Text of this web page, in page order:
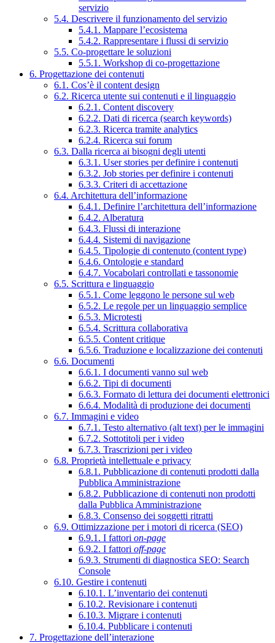
servizio
5.4. Descrivere il funzionamento del servizio
5.4.1. Mappare l’ecosistema
5.4.2. Rappresentare i flussi di servizio
5.5. Co-progettare le soluzioni
5.5.1. Workshop di co-progettazione
6. Progettazione dei contenuti
6.1. Cos’è il content design
6.2. Ricerca utente sui contenuti e il linguaggio
6.2.1. Content discovery
6.2.2. Dati di ricerca (search keywords)
6.2.3. Ricerca tramite analytics
6.2.4. Ricerca sui forum
6.3. Dalla ricerca ai bisogni degli utenti
6.3.1. User stories per definire i contenuti
6.3.2. Job stories per definire i contenuti
6.3.3. Criteri di accettazione
6.4. Architettura dell’informazione
6.4.1. Definire l’architettura dell’informazione
6.4.2. Alberatura
6.4.3. Flussi di interazione
6.4.4. Sistemi di navigazione
6.4.5. Tipologie di contenuto (content type)
6.4.6. Ontologie e standard
6.4.7. Vocabolari controllati e tassonomie
6.5. Scrittura e linguaggio
6.5.1. Come leggono le persone sul web
6.5.2. Le regole per un linguaggio semplice
6.5.3. Microtesti
6.5.4. Scrittura collaborativa
6.5.5. Content critique
6.5.6. Traduzione e localizzazione dei contenuti
6.6. Documenti
6.6.1. I documenti vanno sul web
6.6.2. Tipi di documenti
6.6.3. Formato di lettura dei documenti elettronici
6.6.4. Modalità di produzione dei documenti
6.7. Immagini e video
6.7.1. Testo alternativo (alt text) per le immagini
6.7.2. Sottotitoli per i video
6.7.3. Trascrizioni per i video
6.8. Proprietà intellettuale e privacy
6.8.1. Pubblicazione di contenuti prodotti dalla
Pubblica Amministrazione
6.8.2. Pubblicazione di contenuti non prodotti
dalla Pubblica Amministrazione
6.8.3. Consenso dei soggetti ritratti
6.9. Ottimizzazione per i motori di ricerca (SEO)
6.9.1. I fattori on-page
6.9.2. I fattori off-page
6.9.3. Strumenti di diagnostica SEO: Search
Console
6.10. Gestire i contenuti
6.10.1. L’inventario dei contenuti
6.10.2. Revisionare i contenuti
6.10.3. Migrare i contenuti
6.10.4. Pubblicare i contenuti
7. Progettazione dell’interazione